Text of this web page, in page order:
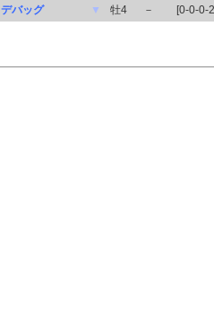
デバッグ ▼ 牡4 － [0-0-0-